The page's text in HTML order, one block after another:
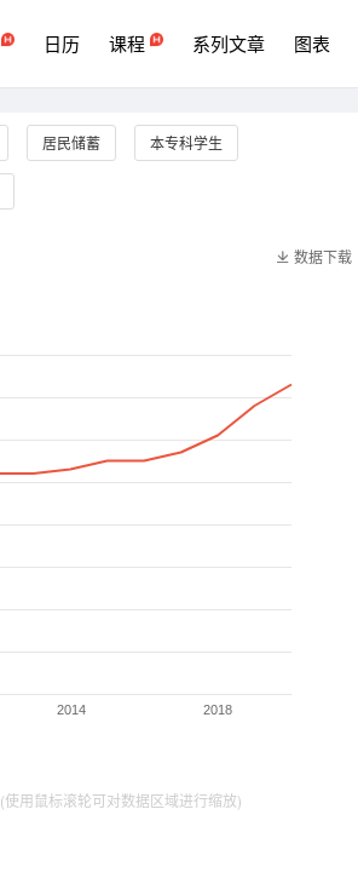
日历 课程 系列文章 图表
居民储蓄 本专科学生
 数据下载
(使用鼠标滚轮可对数据区域进行缩放)